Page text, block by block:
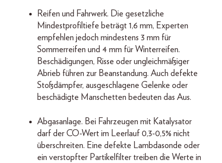
Reifen und Fahrwerk. Die gesetzliche
Mindestprofiltiefe beträgt 1,6 mm, Experten
empfehlen jedoch mindestens 3 mm für
Sommerreifen und 4 mm für Winterreifen.
Beschädigungen, Risse oder ungleichmäßiger
Abrieb führen zur Beanstandung. Auch defekte
Stoßdämpfer, ausgeschlagene Gelenke oder
beschädigte Manschetten bedeuten das Aus.
Abgasanlage. Bei Fahrzeugen mit Katalysator
darf der CO-Wert im Leerlauf 0,3-0,5% nicht
überschreiten. Eine defekte Lambdasonde oder
ein verstopfter Partikelfilter treiben die Werte in